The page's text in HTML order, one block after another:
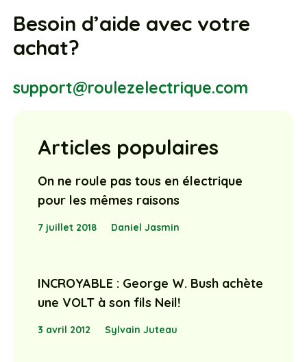
Besoin d’aide avec votre
achat?
support@roulezelectrique.com
Articles populaires
On ne roule pas tous en électrique
pour les mêmes raisons
7 juillet 2018 Daniel Jasmin
INCROYABLE : George W. Bush achète
une VOLT à son fils Neil!
3 avril 2012 Sylvain Juteau